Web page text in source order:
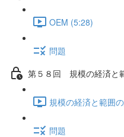
OEM (5:28)
問題
第５８回 規模の経済と
規模の経済と範囲
問題